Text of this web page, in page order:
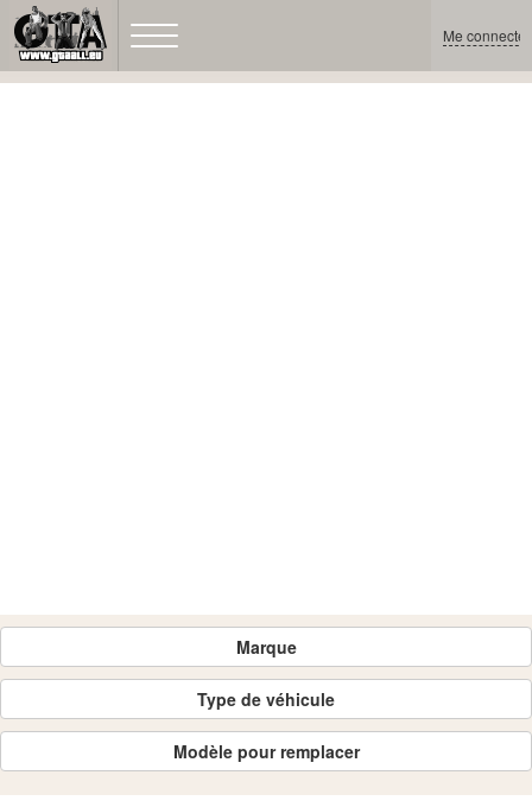
Me connecter
Marque
Type de véhicule
Modèle pour remplacer